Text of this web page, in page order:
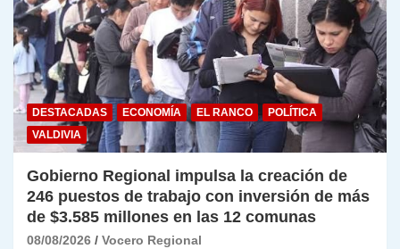
DESTACADAS ECONOMÍA EL RANCO
POLÍTICA
VALDIVIA
Gobierno Regional impulsa la creación de
246 puestos de trabajo con inversión de más
de $3.585 millones en las 12 comunas
08/08/2026 Vocero Regional